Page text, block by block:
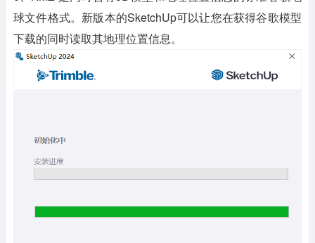
球文件格式。新版本的SketchUp可以让您在获得谷歌模型
下载的同时读取其地理位置信息。